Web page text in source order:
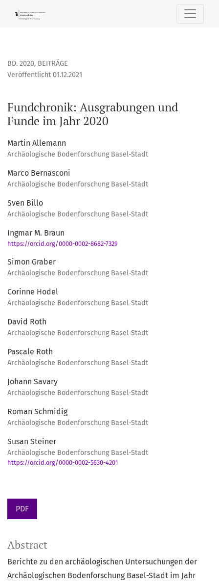
Fundchronik: Ausgrabungen und Funde im Jahr 2020
BD. 2020, BEITRÄGE
Fundchronik: Ausgrabungen und
Funde im Jahr 2020
Veröffentlicht 01.12.2021
Martin Allemann
Archäologische Bodenforschung Basel-Stadt
Marco Bernasconi
Archäologische Bodenforschung Basel-Stadt
Sven Billo
Archäologische Bodenforschung Basel-Stadt
Ingmar M. Braun
https://orcid.org/0000-0002-8682-7329
Simon Graber
Archäologische Bodenforschung Basel-Stadt
Corinne Hodel
Archäologische Bodenforschung Basel-Stadt
David Roth
Archäologische Bodenforschung Basel-Stadt
Pascale Roth
Archäologische Bodenforschung Basel-Stadt
Johann Savary
Archäologische Bodenforschung Basel-Stadt
Roman Schmidig
Archäologische Bodenforschung Basel-Stadt
Susan Steiner
Archäologische Bodenforschung Basel-Stadt
https://orcid.org/0000-0002-5630-4201
PDF
Abstract
Berichte zu den archäologischen Untersuchungen der
Archäologischen Bodenforschung Basel-Stadt im Jahr